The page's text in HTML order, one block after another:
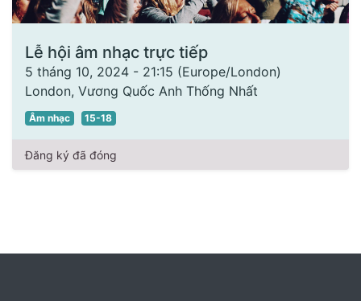
Lễ hội âm nhạc trực tiếp
5 tháng 10, 2024 - 21:15 (Europe/London)
London, Vương Quốc Anh Thống Nhất
Âm nhạc 15-18
Đăng ký đã đóng